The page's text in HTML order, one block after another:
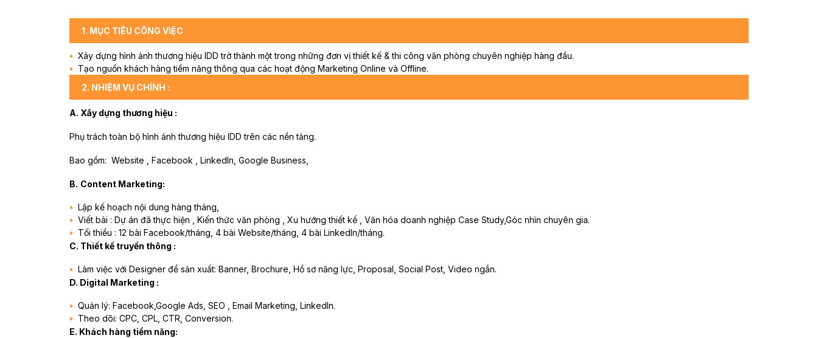
1. MỤC TIÊU CÔNG VIỆC
Xây dựng hình ảnh thương hiệu IDD trở thành một trong những đơn vị thiết kế & thi công văn phòng chuyên nghiệp hàng đầu.
Tạo nguồn khách hàng tiềm năng thông qua các hoạt động Marketing Online và Offline.
2. NHIỆM VỤ CHÍNH :
A. Xây dựng thương hiệu :
Phụ trách toàn bộ hình ảnh thương hiệu IDD trên các nền tảng.
Bao gồm: Website , Facebook , LinkedIn, Google Business,
B. Content Marketing:
Lập kế hoạch nội dung hàng tháng,
Viết bài : Dự án đã thực hiện , Kiến thức văn phòng , Xu hướng thiết kế , Văn hóa doanh nghiệp Case Study,Góc nhìn chuyên gia.
Tối thiểu : 12 bài Facebook/tháng, 4 bài Website/tháng, 4 bài LinkedIn/tháng.
C. Thiết kế truyền thông :
Làm việc với Designer để sản xuất: Banner, Brochure, Hồ sơ năng lực, Proposal, Social Post, Video ngắn.
D. Digital Marketing :
Quản lý: Facebook,Google Ads, SEO , Email Marketing, LinkedIn.
Theo dõi: CPC, CPL, CTR, Conversion.
E. Khách hàng tiềm năng: